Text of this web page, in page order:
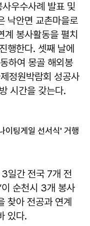
우수사례 발표 및
낙안면 교촌마을로
봉사활동을 펼치
행한다. 셋째 날에
하여 몽골 해외봉
정원박람회 성공사
시간을 갖는다.
이팅게일 선서식' 거행
일간 전국 7개 전
이 순천시 3개 봉사
찾아 전공과 연계
있다.